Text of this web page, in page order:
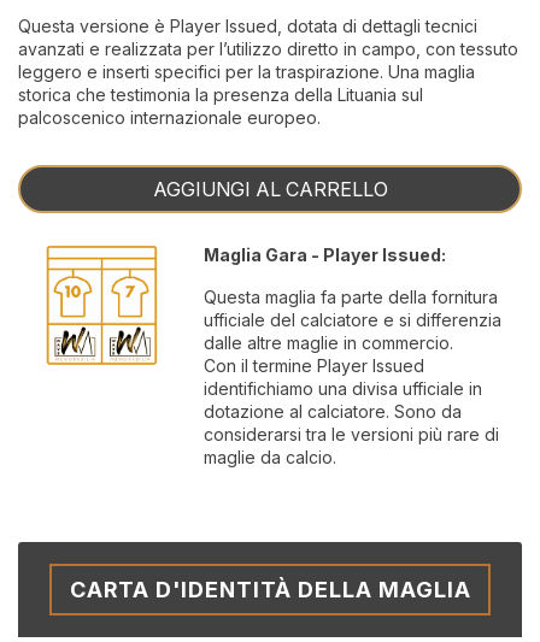
Questa versione è Player Issued, dotata di dettagli tecnici
avanzati e realizzata per l’utilizzo diretto in campo, con tessuto
leggero e inserti specifici per la traspirazione. Una maglia
storica che testimonia la presenza della Lituania sul
palcoscenico internazionale europeo.
AGGIUNGI AL CARRELLO
Maglia Gara - Player Issued:
Questa maglia fa parte della fornitura
ufficiale del calciatore e si differenzia
dalle altre maglie in commercio.
Con il termine Player Issued
identifichiamo una divisa ufficiale in
dotazione al calciatore. Sono da
considerarsi tra le versioni più rare di
maglie da calcio.
CARTA D'IDENTITÀ DELLA MAGLIA